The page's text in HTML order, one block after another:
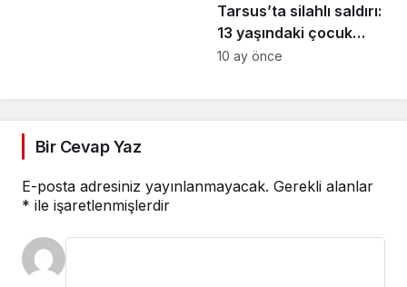
Tarsus’ta silahlı saldırı:
13 yaşındaki çocuk
yaşamını yitirdi, kuzeni
10 ay önce
Bir Cevap Yaz
E-posta adresiniz yayınlanmayacak. Gerekli alanlar
* ile işaretlenmişlerdir